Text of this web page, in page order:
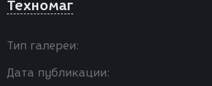
Техномаг
Тип галереи:
Дата публикации: